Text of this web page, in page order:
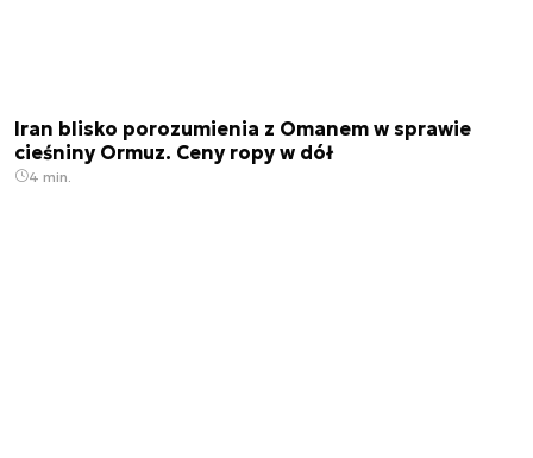
Iran blisko porozumienia z Omanem w sprawie
cieśniny Ormuz. Ceny ropy w dół
4 min.